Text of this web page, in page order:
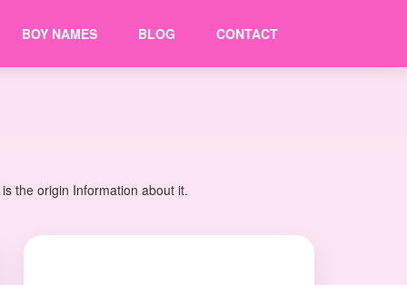
BOY NAMES BLOG CONTACT
the origin Information about it.